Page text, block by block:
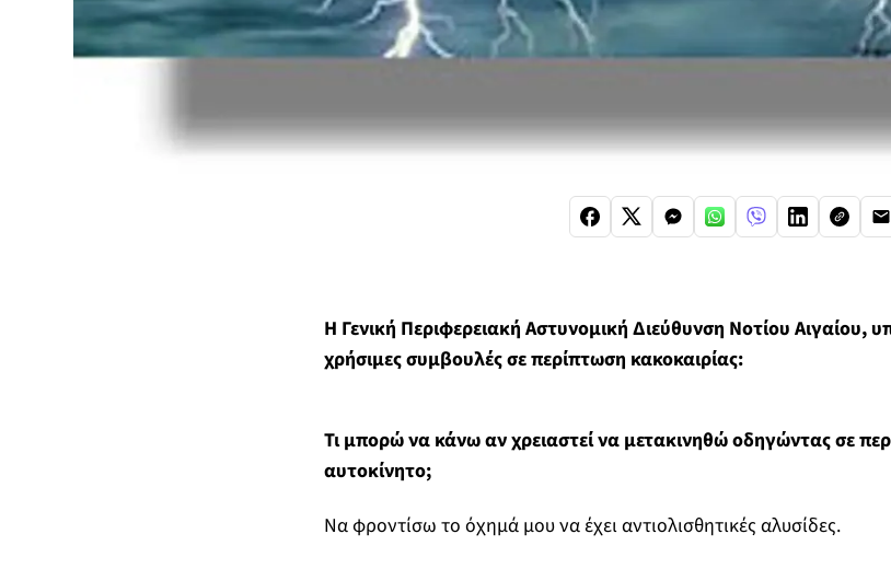
Η Γενική Περιφερειακή Αστυνομική Διεύθυνση Νοτίου Αιγαίου,
χρήσιμες συμβουλές σε περίπτωση κακοκαιρίας:
Τι μπορώ να κάνω αν χρειαστεί να μετακινηθώ οδηγώντας σε
αυτοκίνητο;
Να φροντίσω το όχημά μου να έχει αντιολισθητικές αλυσίδες.